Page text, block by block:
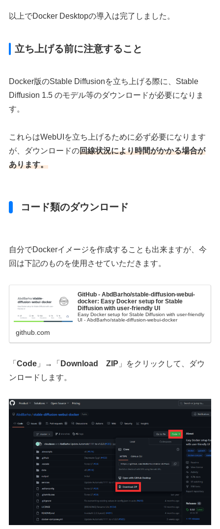
以上でDocker Desktopの導入は完了しました。
立ち上げる前に注意すること
Docker版のStable Diffusionを立ち上げる際に、Stable
Diffusion 1.5 のモデル等のダウンロードが必要になりま
す。
これらはWebUIを立ち上げるために必ず必要になります
が、ダウンロードの回線状況により時間がかかる場合が
あります。
コード類のダウンロード
自分でDockerイメージを作成することも出来ますが、今
回は下記のものを使用させていただきます。
GitHub - AbdBarho/stable-diffusion-webui-
docker: Easy Docker setup for Stable
Diffusion with user-friendly UI
Easy Docker setup for Stable Diffusion with user-friendly
UI - AbdBarho/stable-diffusion-webui-docker
github.com
「Code 」→「 Download ZIP 」をクリックして、ダウ
ンロードします。